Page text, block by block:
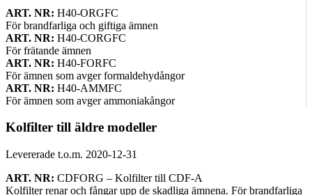
ART. NR: H40-ORGFC
För brandfarliga och giftiga ämnen
ART. NR: H40-CORGFC
För frätande ämnen
ART. NR: H40-FORFC
För ämnen som avger formaldehydångor
ART. NR: H40-AMMFC
För ämnen som avger ammoniakångor
Kolfilter till äldre modeller
Levererade t.o.m. 2020-12-31
ART. NR: CDFORG – Kolfilter till CDF-A
Kolfilter renar och fångar upp de skadliga ämnena. För brandfarliga